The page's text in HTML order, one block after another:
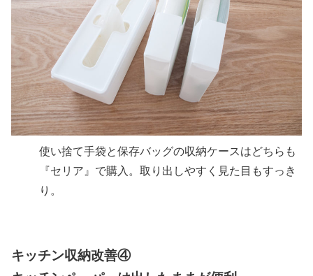
使い捨て手袋と保存バッグの収納ケースはどちらも
『セリア』で購入。取り出しやすく見た目もすっき
り。
キッチン収納改善④